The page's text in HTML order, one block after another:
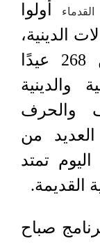
أولوا
الدينية،
حيث عرفوا ما يقرب من 268 عيدًا
والدينية
والحرف
من
تمتد
القديمة.
صباح